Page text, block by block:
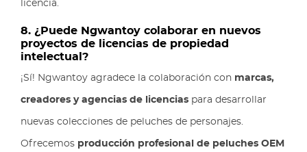
licencia.
8. ¿Puede Ngwantoy colaborar en nuevos
proyectos de licencias de propiedad
intelectual?
¡Sí! Ngwantoy agradece la colaboración con marcas,
creadores y agencias de licencias para desarrollar
nuevas colecciones de peluches de personajes.
Ofrecemos producción profesional de peluches OEM